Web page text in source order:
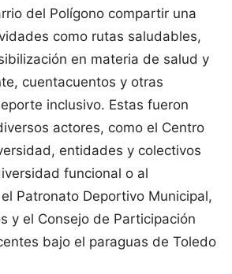
del Polígono compartir una
como rutas saludables,
en materia de salud y
cuentacuentos y otras
inclusivo. Estas fueron
actores, como el Centro
entidades y colectivos
funcional o al
Patronato Deportivo Municipal,
y el Consejo de Participación
bajo el paraguas de Toledo